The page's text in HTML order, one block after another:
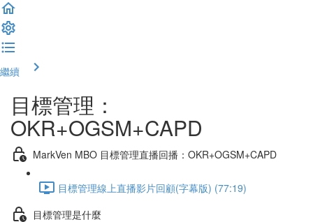
繼續
目標管理：
OKR+OGSM+CAPD
MarkVen MBO 目標管理直播回播：OKR+OGSM+CAPD
目標管理線上直播影片回顧(字幕版) (77:19)
目標管理是什麼